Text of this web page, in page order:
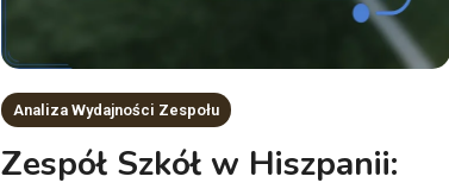
Analiza Wydajności Zespołu
Zespół Szkół w Hiszpanii: